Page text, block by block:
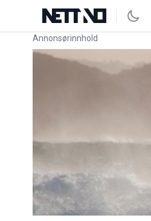
Annonsørinnhold
Link for annonse